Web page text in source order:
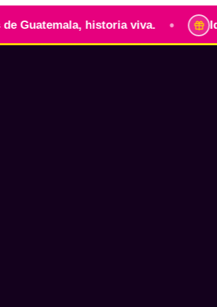
historia viva. •